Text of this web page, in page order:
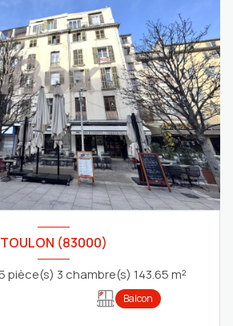
TOULON (83000)
Appartement 5 pièce(s) 3 chambre(s) 143.65 m²
Balcon